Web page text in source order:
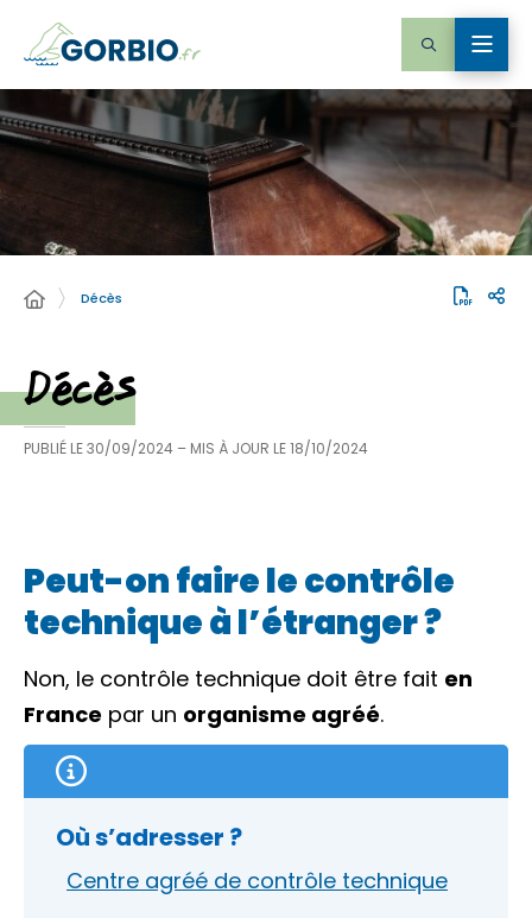
Décès
Décès
PUBLIÉ LE30/09/2024 – MIS À JOUR LE18/10/2024
Peut-on faire le contrôle
technique à l’étranger ?
Non, le contrôle technique doit être fait en
France par un organisme agréé.
Où s’adresser ?
Centre agréé de contrôle technique